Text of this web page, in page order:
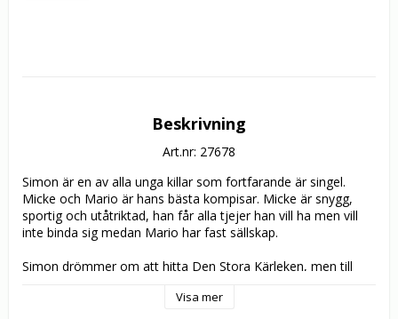
Beskrivning
Art.nr: 27678
Simon är en av alla unga killar som fortfarande är singel.
Micke och Mario är hans bästa kompisar. Micke är snygg,
sportig och utåtriktad, han får alla tjejer han vill ha men vill
inte binda sig medan Mario har fast sällskap.
Simon drömmer om att hitta Den Stora Kärleken, men till
bestämmer sig för att hjälpa honom. Då kommer Micke med
Visa mer